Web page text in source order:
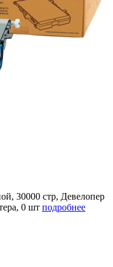
30000 стр, Девелопер
0 шт подробнее